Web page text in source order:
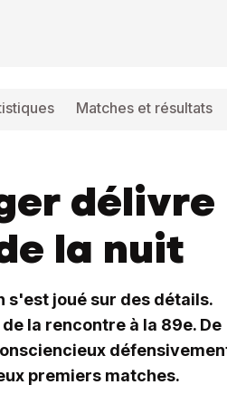
Matches et résultats
délivre
la nuit
s'est joué sur des détails.
la rencontre à la 89e. De
premiers matches.